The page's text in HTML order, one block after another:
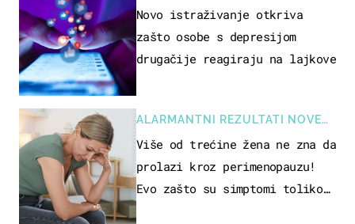
Novo istraživanje otkriva
zašto osobe s depresijom
drugačije reagiraju na lajkove
ALARMANTNI REZULTATI NOVE
STUDIJE
Više od trećine žena ne zna da
prolazi kroz perimenopauzu!
Evo zašto su simptomi toliko